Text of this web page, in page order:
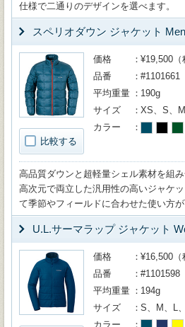
仕様で二通りのデザインを選べます。
スペリオダウン ジャケット
比較する
価格
¥19,500（
品番
#1101661
平均重量
190g
サイズ
XS、S、
カラー
高品質ダウンと超軽量シェル素材を組
高次元で両立した汎用性の高いジャケ
て季節やフィールドに合わせた使い方が
U.L.サーマラップ ジャケット
価格
¥16,500（
品番
#1101598
平均重量
194g
サイズ
S、M、L
カラー